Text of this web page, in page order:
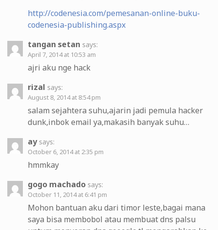
http://codenesia.com/pemesanan-online-buku-
codenesia-publishing.aspx
tangan setan says:
April 7, 2014 at 10:53 am
ajri aku nge hack
rizal says:
August 8, 2014 at 8:54 pm
salam sejahtera suhu,ajarin jadi pemula hacker
dunk,inbok email ya,makasih banyak suhu…
ay says:
October 6, 2014 at 2:35 pm
hmmkay
gogo machado says:
October 11, 2014 at 6:41 pm
Mohon bantuan aku dari timor leste,bagai mana
saya bisa membobol atau membuat dns palsu